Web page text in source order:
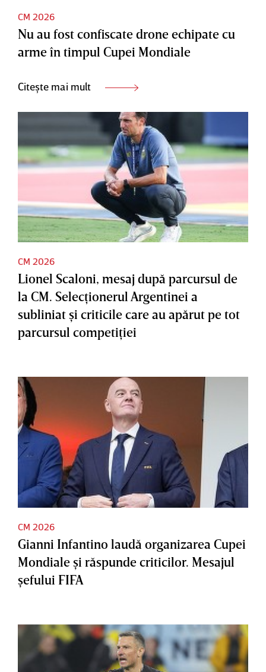
CM 2026
Nu au fost confiscate drone echipate cu
arme în timpul Cupei Mondiale
Citește mai mult
CM 2026
Lionel Scaloni, mesaj după parcursul de
la CM. Selecţionerul Argentinei a
subliniat şi criticile care au apărut pe tot
parcursul competiţiei
CM 2026
Gianni Infantino laudă organizarea Cupei
Mondiale şi răspunde criticilor. Mesajul
şefului FIFA